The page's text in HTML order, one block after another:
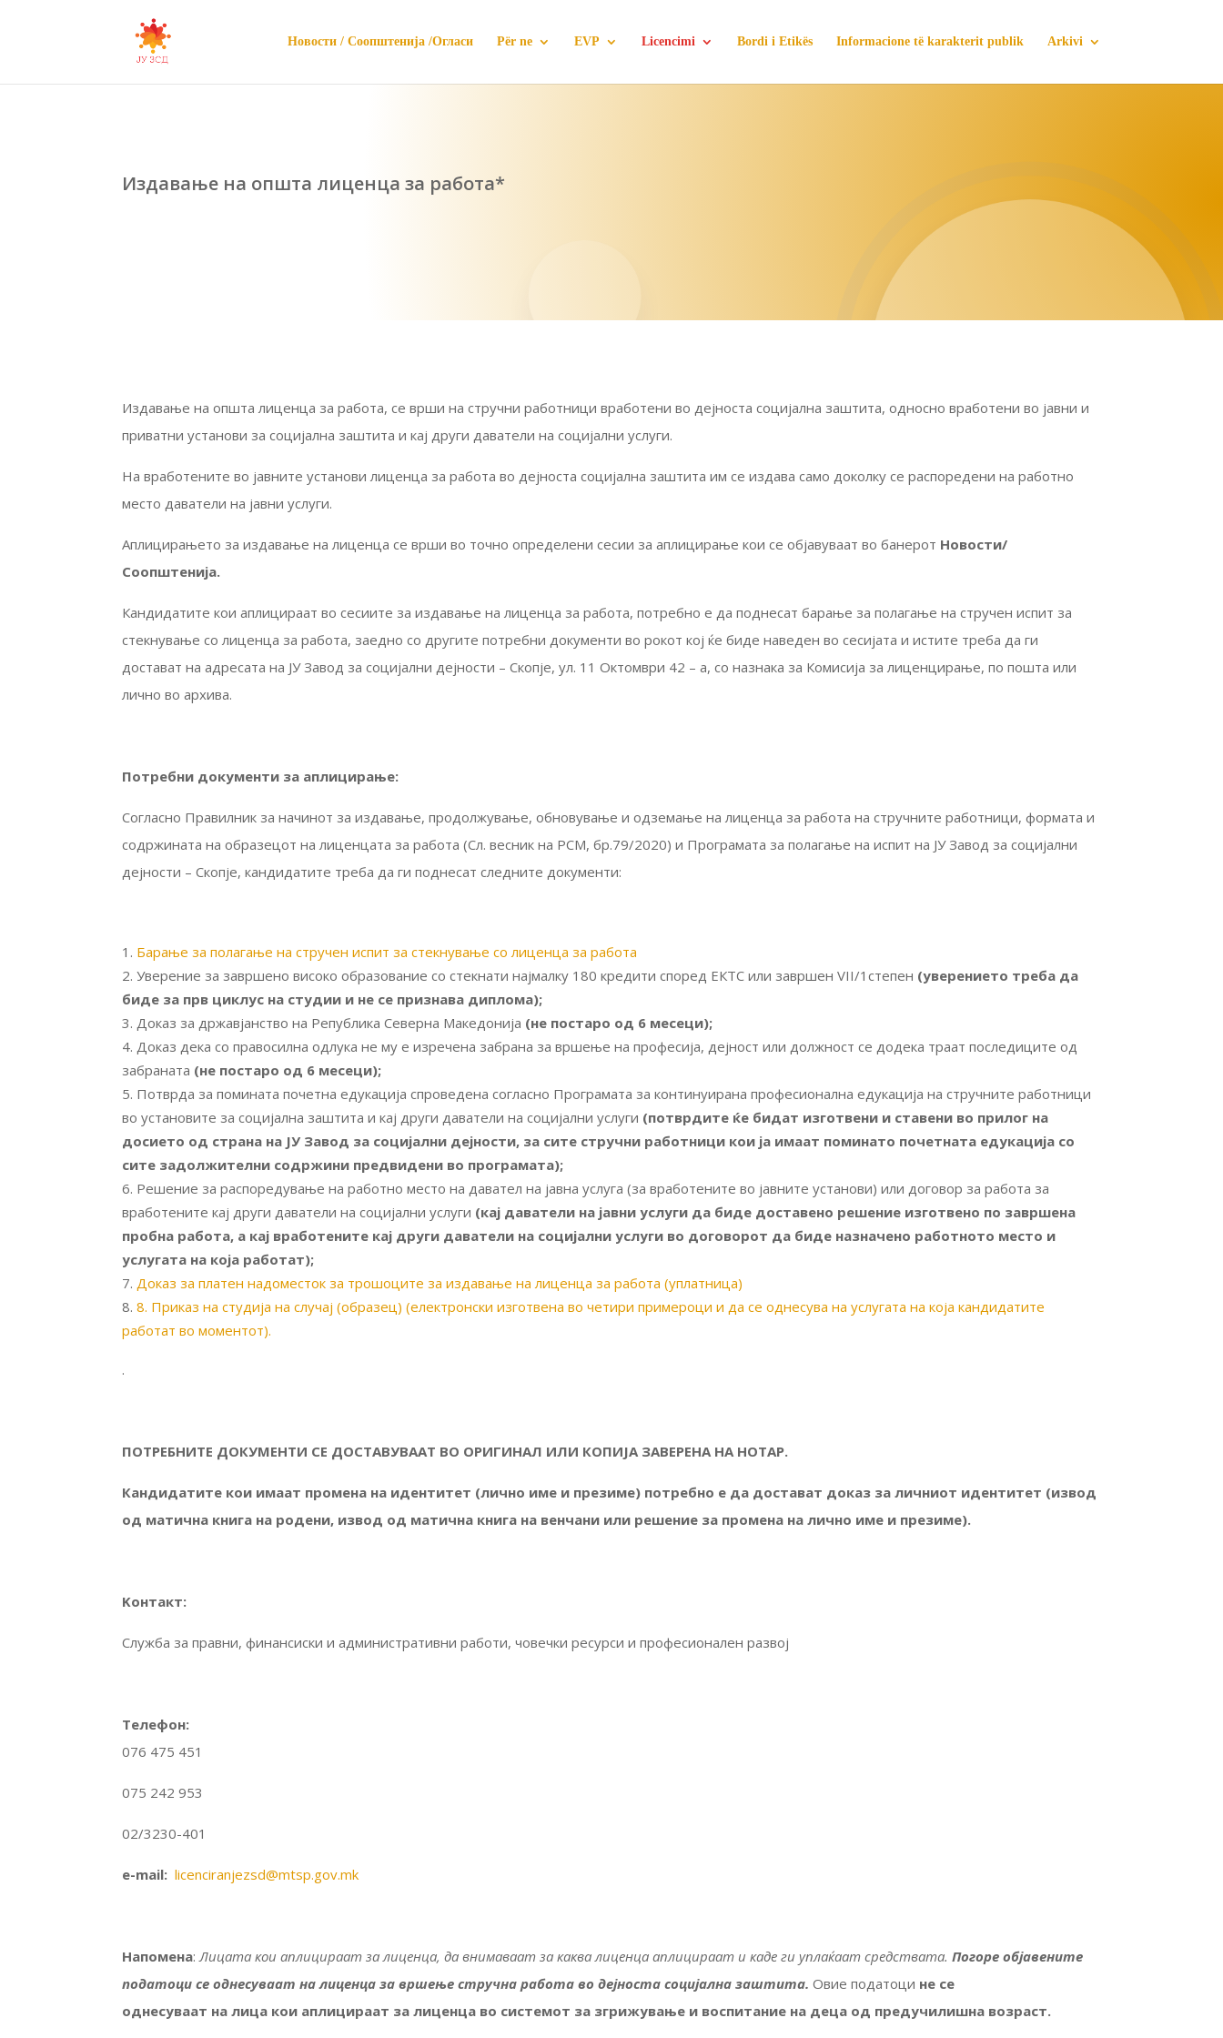
Новости / Соопштенија /Огласи Për ne EVP Licencimi Bordi i Etikës Informacione të karakterit publik Arkivi
Издавање на општа лиценца за работа*
Издавање на општа лиценца за работа, се врши на стручни работници вработени во дејноста социјална заштита, односно вработени во јавни и
приватни установи за социјална заштита и кај други даватели на социјални услуги.
На вработените во јавните установи лиценца за работа во дејноста социјална заштита им се издава само доколку се распоредени на работно
место даватели на јавни услуги.
Аплицирањето за издавање на лиценца се врши во точно определени сесии за аплицирање кои се објавуваат во банерот Новости/
Соопштенија.
Кандидатите кои аплицираат во сесиите за издавање на лиценца за работа, потребно е да поднесат барање за полагање на стручен испит за
стекнување со лиценца за работа, заедно со другите потребни документи во рокот кој ќе биде наведен во сесијата и истите треба да ги
достават на адресата на ЈУ Завод за социјални дејности – Скопје, ул. 11 Октомври 42 – а, со назнака за Комисија за лиценцирање, по пошта или
лично во архива.
Потребни документи за аплицирање:
Согласно Правилник за начинот за издавање, продолжување, обновување и одземање на лиценца за работа на стручните работници, формата и
содржината на образецот на лиценцата за работа (Сл. весник на РСМ, бр.79/2020) и Програмата за полагање на испит на ЈУ Завод за социјални
дејности – Скопје, кандидатите треба да ги поднесат следните документи:
Барање за полагање на стручен испит за стекнување со лиценца за работа
Уверение за завршено високо образование со стекнати најмалку 180 кредити според ЕКТС или завршен VII/1степен (уверението треба да
биде за прв циклус на студии и не се признава диплома);
Доказ за државјанство на Република Северна Македонија (не постаро од 6 месеци);
Доказ дека со правосилна одлука не му е изречена забрана за вршење на професија, дејност или должност се додека траат последиците од
забраната (не постаро од 6 месеци);
Потврда за помината почетна едукација спроведена согласно Програмата за континуирана професионална едукација на стручните работници
во установите за социјална заштита и кај други даватели на социјални услуги (потврдите ќе бидат изготвени и ставени во прилог на
досието од страна на ЈУ Завод за социјални дејности, за сите стручни работници кои ја имаат поминато почетната едукација со
сите задолжителни содржини предвидени во програмата);
Решение за распоредување на работно место на давател на јавна услуга (за вработените во јавните установи) или договор за работа за
вработените кај други даватели на социјални услуги (кај даватели на јавни услуги да биде доставено решение изготвено по завршена
пробна работа, а кај вработените кај други даватели на социјални услуги во договорот да биде назначено работното место и
услугата на која работат);
Доказ за платен надоместок за трошоците за издавање на лиценца за работа (уплатница)
8. Приказ на студија на случај (образец) (електронски изготвена во четири примероци и да се однесува на услугата на која кандидатите
работат во моментот).
.
ПОТРЕБНИТЕ ДОКУМЕНТИ СЕ ДОСТАВУВААТ ВО ОРИГИНАЛ ИЛИ КОПИЈА ЗАВЕРЕНА НА НОТАР.
Кандидатите кои имаат промена на идентитет (лично име и презиме) потребно е да достават доказ за личниот идентитет (извод
од матична книга на родени, извод од матична книга на венчани или решение за промена на лично име и презиме).
Kонтакт:
Служба за правни, финансиски и административни работи, човечки ресурси и професионален развој
Телефон:
076 475 451
075 242 953
02/3230-401
e-mail: licenciranjezsd@mtsp.gov.mk
Напомена:Лицата кои аплицираат за лиценца, да внимаваат за каква лиценца аплицираат и каде ги уплаќаат средствата.Погоре објавените
податоци се однесуваат на лиценца за вршење стручна работа во дејноста социјална заштита. Овие податоци не се
однесуваат на лица кои аплицираат за лиценца во системот за згрижување и воспитание на деца од предучилишна возраст.